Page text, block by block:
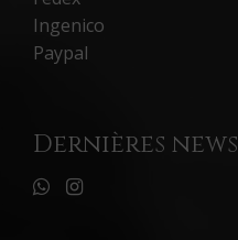
Ingenico
Paypal
Dernières news